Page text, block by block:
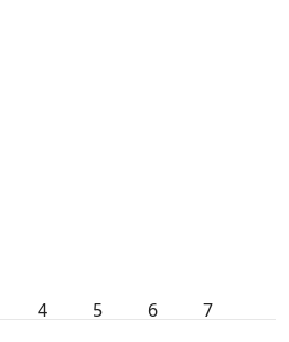
4 5 6 7